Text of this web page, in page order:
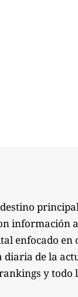
información
enfocado en
diaria de la
y todo